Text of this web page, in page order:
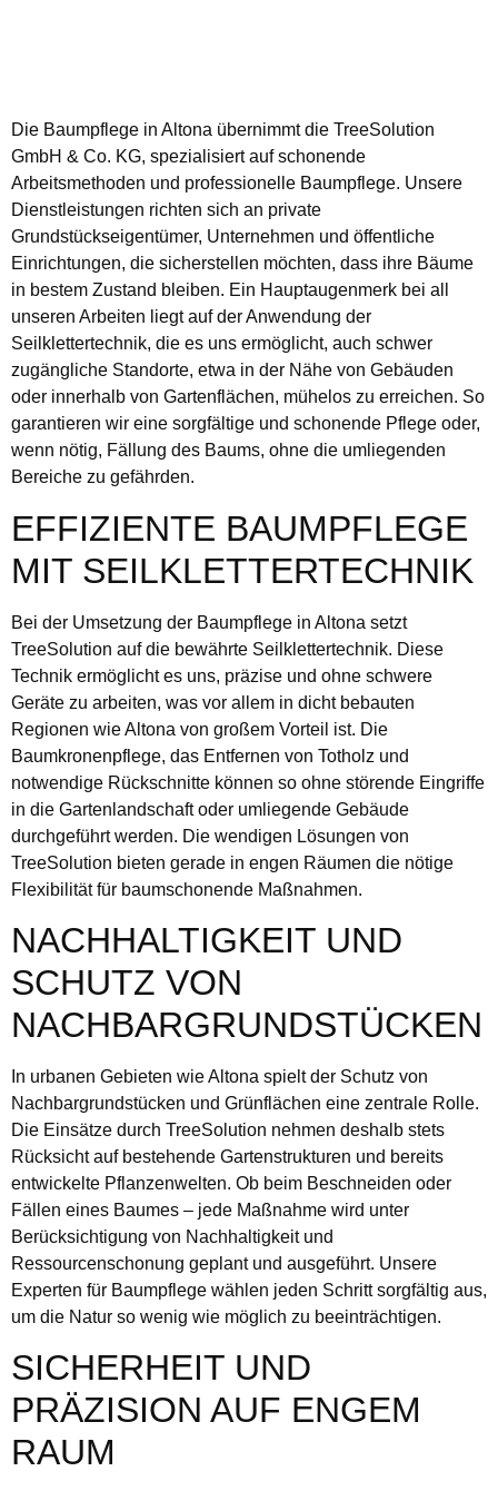
Die Baumpflege in Altona übernimmt die TreeSolution
GmbH & Co. KG, spezialisiert auf schonende
Arbeitsmethoden und professionelle Baumpflege. Unsere
Dienstleistungen richten sich an private
Grundstückseigentümer, Unternehmen und öffentliche
Einrichtungen, die sicherstellen möchten, dass ihre Bäume
in bestem Zustand bleiben. Ein Hauptaugenmerk bei all
unseren Arbeiten liegt auf der Anwendung der
Seilklettertechnik, die es uns ermöglicht, auch schwer
zugängliche Standorte, etwa in der Nähe von Gebäuden
oder innerhalb von Gartenflächen, mühelos zu erreichen. So
garantieren wir eine sorgfältige und schonende Pflege oder,
wenn nötig, Fällung des Baums, ohne die umliegenden
Bereiche zu gefährden.
EFFIZIENTE BAUMPFLEGE
MIT SEILKLETTERTECHNIK
Bei der Umsetzung der Baumpflege in Altona setzt
TreeSolution auf die bewährte Seilklettertechnik. Diese
Technik ermöglicht es uns, präzise und ohne schwere
Geräte zu arbeiten, was vor allem in dicht bebauten
Regionen wie Altona von großem Vorteil ist. Die
Baumkronenpflege, das Entfernen von Totholz und
notwendige Rückschnitte können so ohne störende Eingriffe
in die Gartenlandschaft oder umliegende Gebäude
durchgeführt werden. Die wendigen Lösungen von
TreeSolution bieten gerade in engen Räumen die nötige
Flexibilität für baumschonende Maßnahmen.
NACHHALTIGKEIT UND
SCHUTZ VON
NACHBARGRUNDSTÜCKEN
In urbanen Gebieten wie Altona spielt der Schutz von
Nachbargrundstücken und Grünflächen eine zentrale Rolle.
Die Einsätze durch TreeSolution nehmen deshalb stets
Rücksicht auf bestehende Gartenstrukturen und bereits
entwickelte Pflanzenwelten. Ob beim Beschneiden oder
Fällen eines Baumes – jede Maßnahme wird unter
Berücksichtigung von Nachhaltigkeit und
Ressourcenschonung geplant und ausgeführt. Unsere
Experten für Baumpflege wählen jeden Schritt sorgfältig aus,
um die Natur so wenig wie möglich zu beeinträchtigen.
SICHERHEIT UND
PRÄZISION AUF ENGEM
RAUM